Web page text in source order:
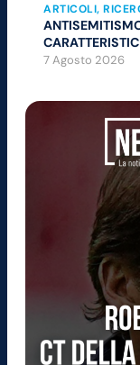
ARTICOLI,
7 Agosto 2026